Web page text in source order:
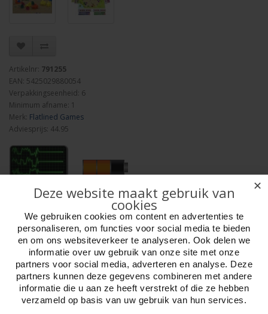
Artikelnr: 791255
EAN: 5425029880054
Verpakkingseenheid: 6
Minimum afname: 1
Merk: Flatlined Games
Adviesprijs: 44.95
Bestellen
Omschrijving Foto hoge resolutie Media Details
✕
Deze website maakt gebruik van
cookies
We gebruiken cookies om content en advertenties te
personaliseren, om functies voor social media te bieden
en om ons websiteverkeer te analyseren. Ook delen we
informatie over uw gebruik van onze site met onze
partners voor social media, adverteren en analyse. Deze
partners kunnen deze gegevens combineren met andere
informatie die u aan ze heeft verstrekt of die ze hebben
verzameld op basis van uw gebruik van hun services.